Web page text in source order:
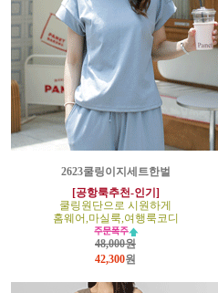
2623쿨링이지세트한벌
[공항룩추천-인기]
쿨링원단으로 시원하게
홈웨어,마실룩,여행룩코디
48,000원
42,300원